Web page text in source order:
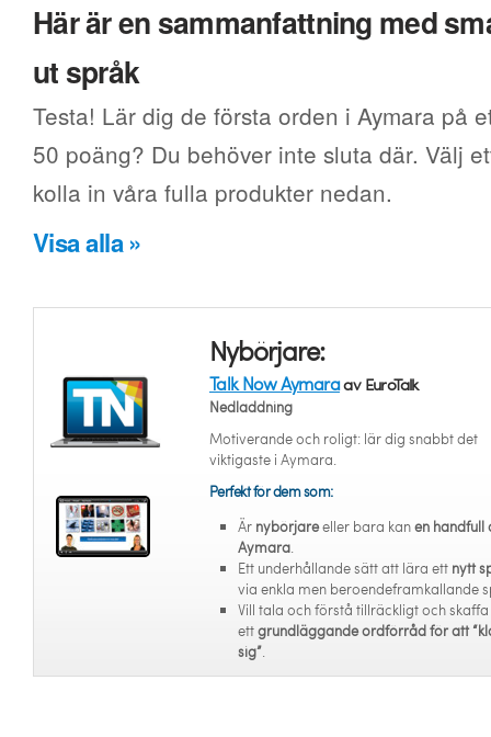
Här är en sammanfattning med
ut språk
Testa! Lär dig de första orden i Aymara på
50 poäng? Du behöver inte sluta där. Välj
kolla in våra fulla produkter nedan.
Visa alla »
Nybörjare:
Talk Now Aymaraav EuroTalk
Nedladdning
Motiverande och roligt: lär dig snabbt det
viktigaste i Aymara.
Perfekt för dem som:
Är nybörjareeller bara kanen handfull
Aymara.
Ett underhållande sätt att lära ett nytt
via enkla men beroendeframkallande
Vill tala och förstå tillräckligt och
ettgrundläggande ordförråd för att
sig”.